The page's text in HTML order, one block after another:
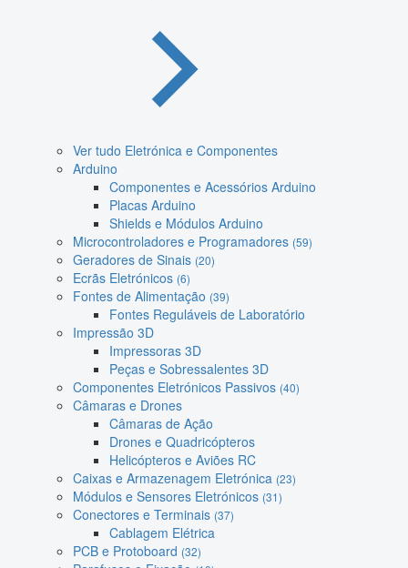
Ver tudo Eletrónica e Componentes
Arduino
Componentes e Acessórios Arduino
Placas Arduino
Shields e Módulos Arduino
Microcontroladores e Programadores (59)
Geradores de Sinais (20)
Ecrãs Eletrónicos (6)
Fontes de Alimentação (39)
Fontes Reguláveis de Laboratório
Impressão 3D
Impressoras 3D
Peças e Sobressalentes 3D
Componentes Eletrónicos Passivos (40)
Câmaras e Drones
Câmaras de Ação
Drones e Quadricópteros
Helicópteros e Aviões RC
Caixas e Armazenagem Eletrónica (23)
Módulos e Sensores Eletrónicos (31)
Conectores e Terminais (37)
Cablagem Elétrica
PCB e Protoboard (32)